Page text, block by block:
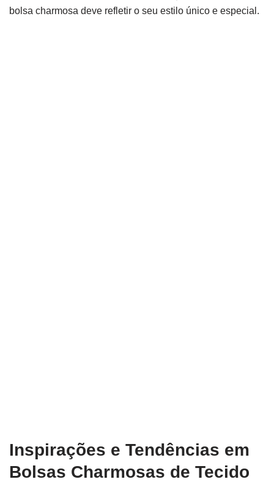
bolsa charmosa deve refletir o seu estilo único e especial.
Inspirações e Tendências em
Bolsas Charmosas de Tecido